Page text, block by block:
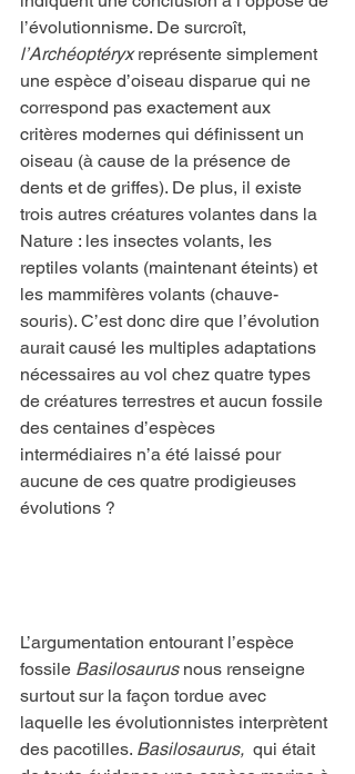
l’évolutionnisme. De surcroît,
l’Archéoptéryx représente simplement
une espèce d’oiseau disparue qui ne
correspond pas exactement aux
critères modernes qui définissent un
oiseau (à cause de la présence de
dents et de griffes). De plus, il existe
trois autres créatures volantes dans la
Nature : les insectes volants, les
reptiles volants (maintenant éteints) et
les mammifères volants (chauve-
souris). C’est donc dire que l’évolution
aurait causé les multiples adaptations
nécessaires au vol chez quatre types
de créatures terrestres et aucun fossile
des centaines d’espèces
intermédiaires n’a été laissé pour
aucune de ces quatre prodigieuses
évolutions ?
L’argumentation entourant l’espèce
fossile Basilosaurus nous renseigne
surtout sur la façon tordue avec
laquelle les évolutionnistes interprètent
des pacotilles. Basilosaurus,
  qui était